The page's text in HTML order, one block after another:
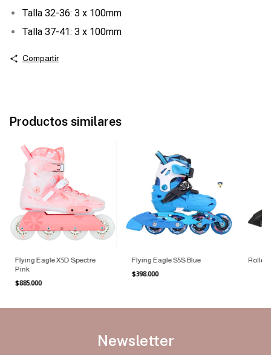
Talla 32-36: 3 x 100mm
Talla 37-41: 3 x 100mm
Compartir
Productos similares
Flying Eagle X5D Spectre
Pink
$885.000
Flying Eagle S5S Blue
$398.000
Newsletter